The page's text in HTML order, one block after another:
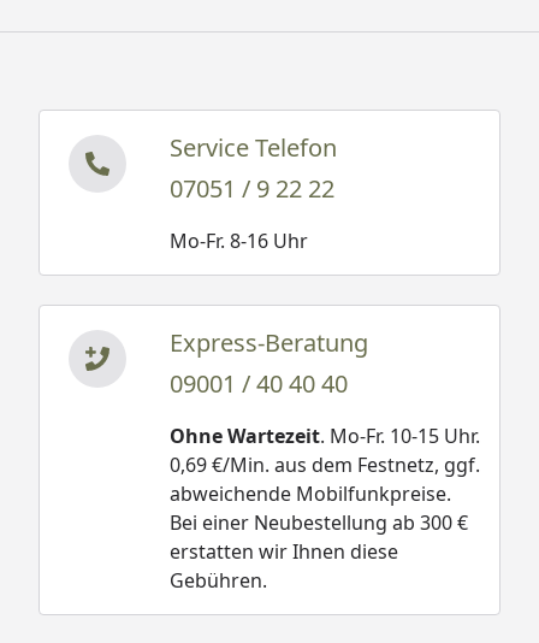
Service Telefon
07051 / 9 22 22
Mo-Fr. 8-16 Uhr
Express-Beratung
09001 / 40 40 40
Ohne Wartezeit. Mo-Fr. 10-15 Uhr.
0,69 €/Min. aus dem Festnetz, ggf.
abweichende Mobilfunkpreise.
Bei einer Neubestellung ab 300 €
erstatten wir Ihnen diese
Gebühren.